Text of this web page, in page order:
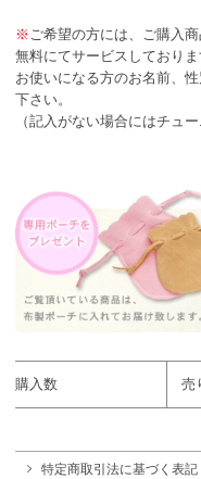
※ ご希望の方には、ご購入
無料にてサービスしておりま
お使いになる方のお名前、
下さい。
（記入がない場合にはチュ
購入数 売
特定商取引法に基づく表記